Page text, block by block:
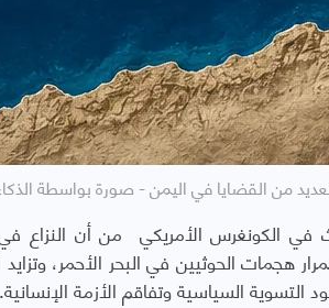
من القضايا في اليمن - صورة بواسطة
في الكونغرس الأمريكي من أن النزاع
هجمات الحوثيين في البحر الأحمر، وتزايد
التسوية السياسية وتفاقم الأزمة الإنسانية.